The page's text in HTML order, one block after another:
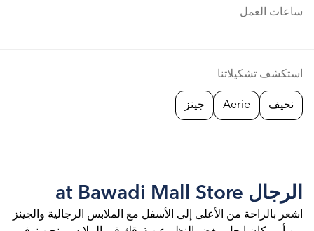
ساعات العمل
استكشف تشكيلاتنا
نحيف Aerie جينز
الرجال at Bawadi Mall Store
اشعر بالراحة من الأعلى إلى الأسفل مع الملابس الرجالية والجينز